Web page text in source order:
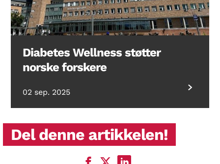
Diabetes Wellness støtter
norske forskere
02 sep. 2025
Del denne artikkelen!